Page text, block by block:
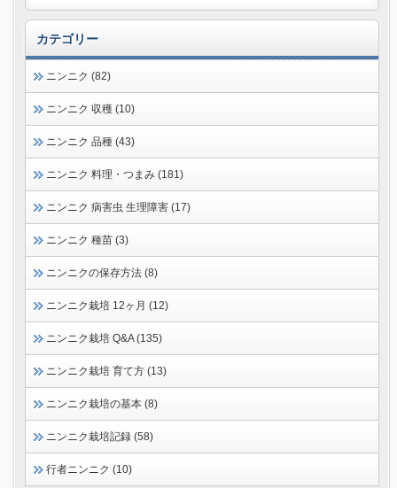
カテゴリー
ニンニク (82)
ニンニク 収穫 (10)
ニンニク 品種 (43)
ニンニク 料理・つまみ (181)
ニンニク 病害虫 生理障害 (17)
ニンニク 種苗 (3)
ニンニクの保存方法 (8)
ニンニク栽培 12ヶ月 (12)
ニンニク栽培 Q&A (135)
ニンニク栽培 育て方 (13)
ニンニク栽培の基本 (8)
ニンニク栽培記録 (58)
行者ニンニク (10)